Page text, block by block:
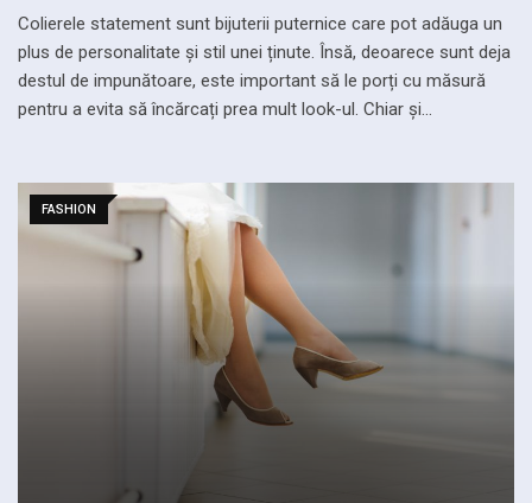
Colierele statement sunt bijuterii puternice care pot adăuga un
plus de personalitate și stil unei ținute. Însă, deoarece sunt deja
destul de impunătoare, este important să le porți cu măsură
pentru a evita să încărcați prea mult look-ul. Chiar și…
FASHION